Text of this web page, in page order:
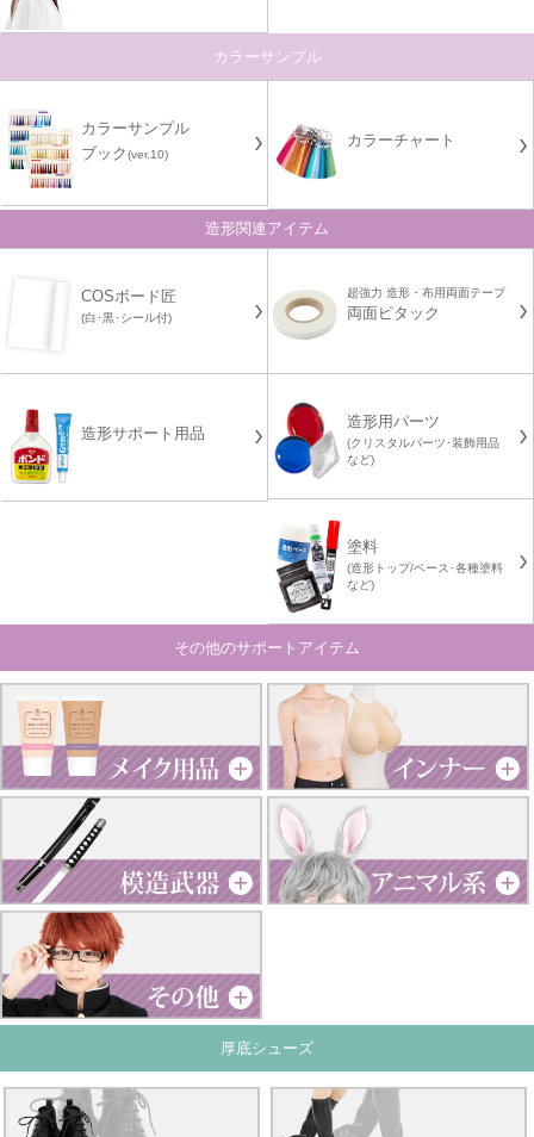
カラーサンプル
カラーサンプル
ブック(ver.10)
カラーチャート
造形関連アイテム
COSボード匠
(白･黒･シール付)
超強力 造形・布用両面テープ
両面ピタック
造形サポート用品
造形用パーツ
(クリスタルパーツ･装飾用品
など)
塗料
(造形トップ/ベース･各種塗料
など)
その他のサポートアイテム
厚底シューズ